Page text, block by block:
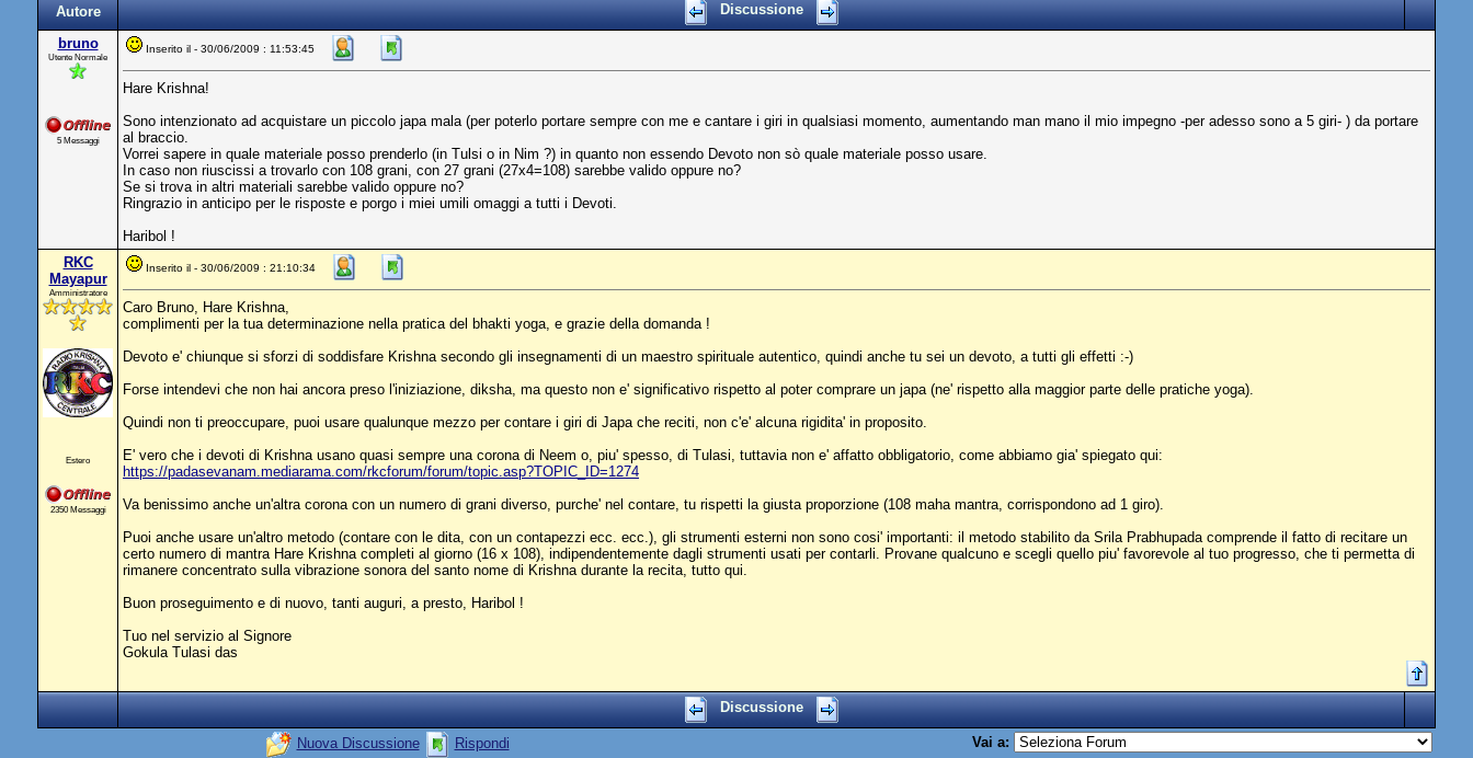
Autore Discussione
bruno
Utente Normale
5 Messaggi
Inserito il - 30/06/2009 : 11:53:45
Hare Krishna!
Sono intenzionato ad acquistare un piccolo japa mala (per poterlo portare sempre con me e cantare i giri in qualsiasi momento, aumentando man mano il mio impegno -per adesso sono a 5 giri- ) da portare
al braccio.
Vorrei sapere in quale materiale posso prenderlo (in Tulsi o in Nim ?) in quanto non essendo Devoto non sò quale materiale posso usare.
In caso non riuscissi a trovarlo con 108 grani, con 27 grani (27x4=108) sarebbe valido oppure no?
Se si trova in altri materiali sarebbe valido oppure no?
Ringrazio in anticipo per le risposte e porgo i miei umili omaggi a tutti i Devoti.
Haribol !
RKC
Mayapur
Amministratore
Estero
2350 Messaggi
Inserito il - 30/06/2009 : 21:10:34
Caro Bruno, Hare Krishna,
complimenti per la tua determinazione nella pratica del bhakti yoga, e grazie della domanda !
Devoto e' chiunque si sforzi di soddisfare Krishna secondo gli insegnamenti di un maestro spirituale autentico, quindi anche tu sei un devoto, a tutti gli effetti :-)
Forse intendevi che non hai ancora preso l'iniziazione, diksha, ma questo non e' significativo rispetto al poter comprare un japa (ne' rispetto alla maggior parte delle pratiche yoga).
Quindi non ti preoccupare, puoi usare qualunque mezzo per contare i giri di Japa che reciti, non c'e' alcuna rigidita' in proposito.
E' vero che i devoti di Krishna usano quasi sempre una corona di Neem o, piu' spesso, di Tulasi, tuttavia non e' affatto obbligatorio, come abbiamo gia' spiegato qui:
https://padasevanam.mediarama.com/rkcforum/forum/topic.asp?TOPIC_ID=1274
Va benissimo anche un'altra corona con un numero di grani diverso, purche' nel contare, tu rispetti la giusta proporzione (108 maha mantra, corrispondono ad 1 giro).
Puoi anche usare un'altro metodo (contare con le dita, con un contapezzi ecc. ecc.), gli strumenti esterni non sono cosi' importanti: il metodo stabilito da Srila Prabhupada comprende il fatto di recitare un
certo numero di mantra Hare Krishna completi al giorno (16 x 108), indipendentemente dagli strumenti usati per contarli. Provane qualcuno e scegli quello piu' favorevole al tuo progresso, che ti permetta di
rimanere concentrato sulla vibrazione sonora del santo nome di Krishna durante la recita, tutto qui.
Buon proseguimento e di nuovo, tanti auguri, a presto, Haribol !
Tuo nel servizio al Signore
Gokula Tulasi das
Discussione
Nuova Discussione Rispondi Vai a: